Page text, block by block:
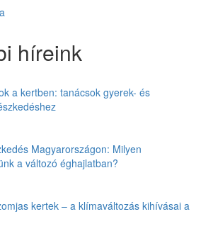
híreink
a kertben: tanácsok gyerek- és
Magyarországon: Milyen
a változó éghajlatban?
kertek – a klímaváltozás kihívásai a